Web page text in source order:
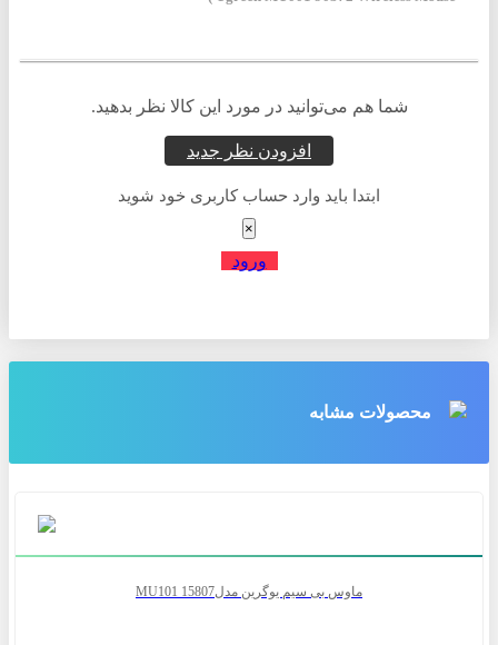
شما هم می‌توانید در مورد این کالا نظر بدهید.
افزودن نظر جدید
ابتدا باید وارد حساب کاربری خود شوید
×
ورود
محصولات مشابه
ماوس بی سیم یوگرین مدلMU101 15807